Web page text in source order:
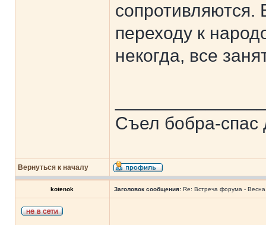
сопротивляются.
переходу к
некогда, все
Съел бобра-спас
Вернуться к началу
kotenok Заголовок сообщения: Re: Встреча форума -